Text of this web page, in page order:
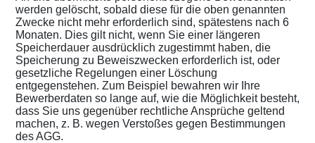
werden gelöscht, sobald diese für die oben genannten
Zwecke nicht mehr erforderlich sind, spätestens nach 6
Monaten. Dies gilt nicht, wenn Sie einer längeren
Speicherdauer ausdrücklich zugestimmt haben, die
Speicherung zu Beweiszwecken erforderlich ist, oder
gesetzliche Regelungen einer Löschung
entgegenstehen. Zum Beispiel bewahren wir Ihre
Bewerberdaten so lange auf, wie die Möglichkeit besteht,
dass Sie uns gegenüber rechtliche Ansprüche geltend
machen, z. B. wegen Verstoßes gegen Bestimmungen
des AGG.